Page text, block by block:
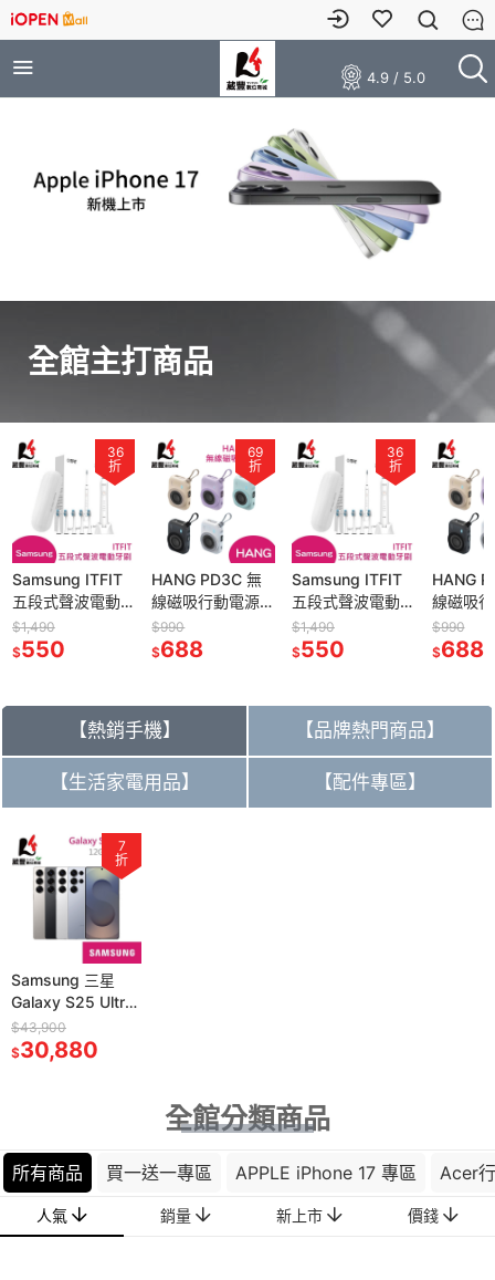
4.9 / 5.0
全館主打商品
36
折
Samsung ITFIT
五段式聲波電動
牙刷【葳豐數位
商城】
$1,490
$550
69
折
HANG PD3C 無
線磁吸行動電源
10000mAh
22.5W快充 (自帶
$990
$688
36
折
Samsung ITFIT
五段式聲波電動
牙刷【葳豐數位
商城】
$1,490
$550
HANG
線磁吸
22.5W
$990
$688
【熱銷手機】 【品牌熱門商品】
【生活家電用品】 【配件專區】
7
折
Samsung 三星
Galaxy S25 Ultra
5G 6.9吋
12G/256G 旗艦智
慧手機
$43,900
$30,880
全館分類商品
所有商品 買一送一專區 APPLE iPhone 17 專區 Acer
人氣 銷量 新上市 價錢